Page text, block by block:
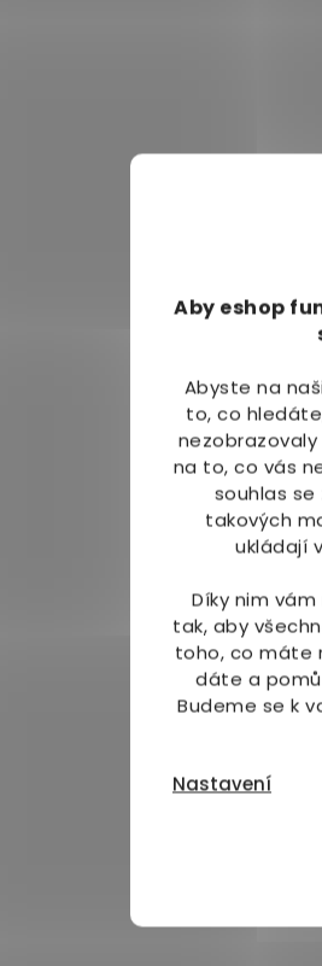
Aby eshop
Abyste na
to, co
na to, co vás
souhlas
takových
ukládají
Díky nim
tak, aby
toho, co máte
dáte a
Budeme se k
Nastavení